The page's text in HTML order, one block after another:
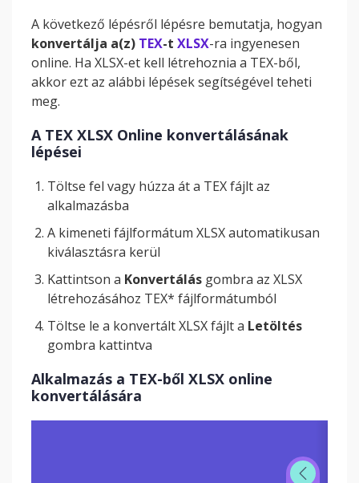
A következő lépésről lépésre bemutatja, hogyan
konvertálja a(z) TEX-t XLSX-ra ingyenesen
online. Ha XLSX-et kell létrehoznia a TEX-ből,
akkor ezt az alábbi lépések segítségével teheti
meg.
A TEX XLSX Online konvertálásának
lépései
Töltse fel vagy húzza át a TEX fájlt az
alkalmazásba
A kimeneti fájlformátum XLSX automatikusan
kiválasztásra kerül
Kattintson a Konvertálás gombra az XLSX
létrehozásához TEX* fájlformátumból
Töltse le a konvertált XLSX fájlt a Letöltés
gombra kattintva
Alkalmazás a TEX-ből XLSX online
konvertálására